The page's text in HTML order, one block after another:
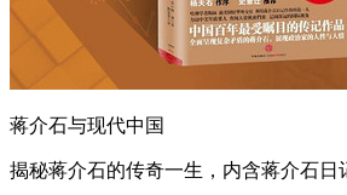
蒋介石与现代中国
揭秘蒋介石的传奇一生，内含蒋介石日